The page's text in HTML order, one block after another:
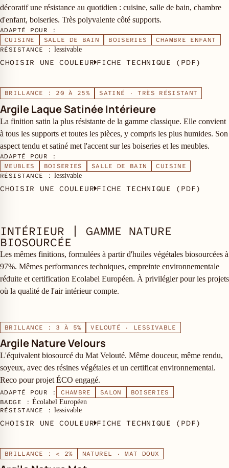
décoratif une résistance au quotidien : cuisine, salle de bain, chambre
d'enfant, boiseries. Très polyvalente côté supports.
ADAPTÉ POUR :
CUISINE
SALLE DE BAIN BOISERIES
CHAMBRE ENFANT
RÉSISTANCE : lessivable
CHOISIR UNE COULEUR FICHE TECHNIQUE (PDF)
BRILLANCE : 20 À 25% SATINÉ · TRÈS RÉSISTANT
Argile Laque Satinée Intérieure
La finition satin la plus résistante de la gamme classique. Elle convient
à tous les supports et toutes les pièces, y compris les plus humides. Son
aspect tendu et satiné met l'accent sur les boiseries et les meubles.
ADAPTÉ POUR :
MEUBLES
BOISERIES SALLE DE BAIN
CUISINE
RÉSISTANCE : lessivable
CHOISIR UNE COULEUR FICHE TECHNIQUE (PDF)
INTÉRIEUR | GAMME NATURE
BIOSOURCÉE
Les mêmes finitions, formulées à partir d'huiles végétales biosourcées à
97%. Mêmes performances techniques, empreinte environnementale
réduite et certification Ecolabel Européen. À privilégier pour les projets
où la qualité de l'air intérieur compte.
BRILLANCE : 3 À 5% VELOUTÉ · LESSIVABLE
Argile Nature Velours
L'équivalent biosourcé du Mat Velouté. Même douceur, même rendu,
soyeux, avec des résines végétales et un certificat environnemental.
Reco pour projet ÉCO engagé.
ADAPTÉ POUR : CHAMBRE SALON
BOISERIES
BADGE : Écolabel Européen
RÉSISTANCE : lessivable
CHOISIR UNE COULEUR FICHE TECHNIQUE (PDF)
BRILLANCE : < 2% NATUREL · MAT DOUX